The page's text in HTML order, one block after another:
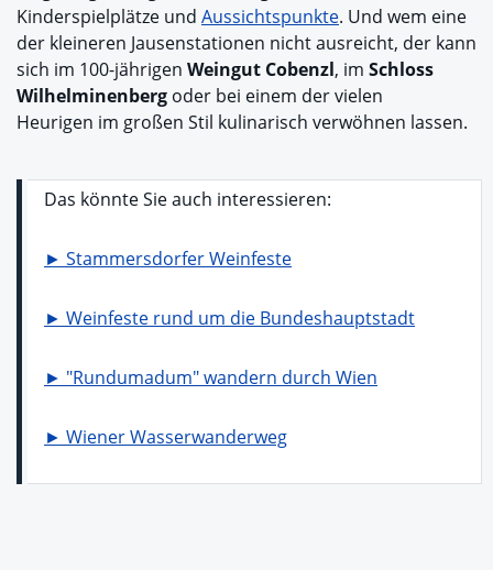
Kinderspielplätze und Aussichtspunkte. Und wem eine
der kleineren Jausenstationen nicht ausreicht, der kann
sich im 100-jährigen Weingut Cobenzl, im Schloss
Wilhelminenberg oder bei einem der vielen
Heurigen im großen Stil kulinarisch verwöhnen lassen.
Das könnte Sie auch interessieren:
► Stammersdorfer Weinfeste
► Weinfeste rund um die Bundeshauptstadt
► "Rundumadum" wandern durch Wien
► Wiener Wasserwanderweg